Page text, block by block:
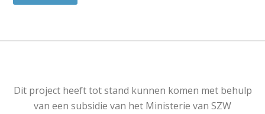
Dit project heeft tot stand kunnen komen met behulp
van een subsidie van het Ministerie van SZW